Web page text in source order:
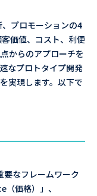
プロモーションの4
価値、コスト、利便
からのアプローチを
なプロトタイプ開発
実現します。以下で
要なフレームワーク
価格）」、